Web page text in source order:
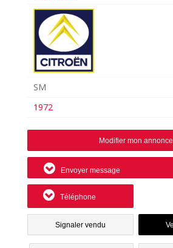
SM
1972
Modifier mon annonce
Envoyer message
Téléphone
Signaler vendu